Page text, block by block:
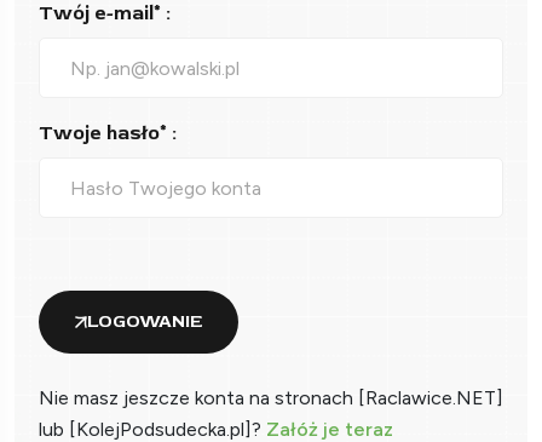
Twój e-mail* :
Twoje hasło* :
LOGOWANIE
Nie masz jeszcze konta na stronach [Raclawice.NET]
lub [KolejPodsudecka.pl]? Załóż je teraz